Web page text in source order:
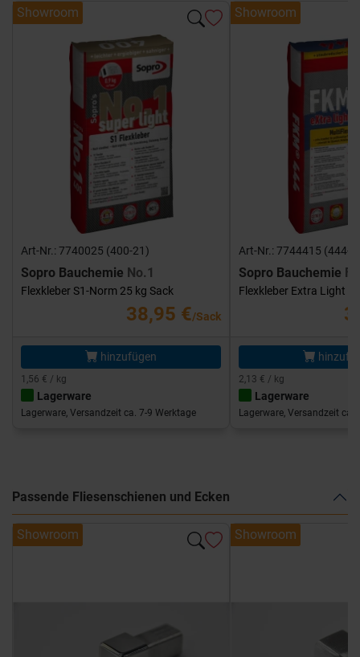
Showroom
Art-Nr.: 7740025 (400-21)
Sopro Bauchemie No.1
Flexkleber S1-Norm 25 kg Sack
38,95 €/Sack
hinzufügen
1,56 € / kg
Lagerware
Lagerware, Versandzeit ca. 7-9 Werktage
Showroom
Art-Nr.: 7744415 (444-
Sopro Bauchemie
Flexkleber Extra Light
2,13 € / kg
Lagerware
Lagerware, Versandzeit ca.
Passende Fliesenschienen und Ecken
Showroom Showroom